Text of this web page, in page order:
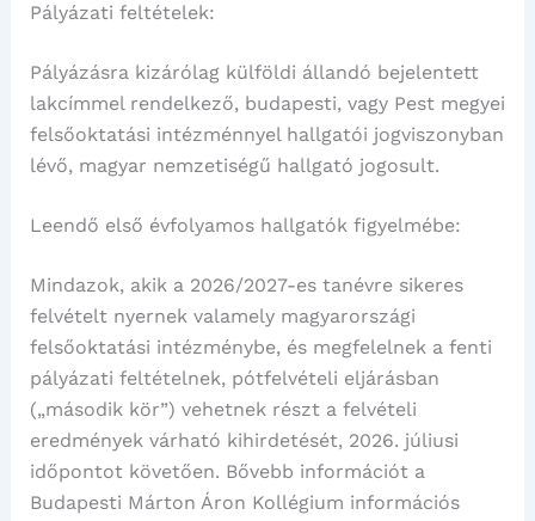
Pályázati feltételek:
Pályázásra kizárólag külföldi állandó bejelentett
lakcímmel rendelkező, budapesti, vagy Pest megyei
felsőoktatási intézménnyel hallgatói jogviszonyban
lévő, magyar nemzetiségű hallgató jogosult.
Leendő első évfolyamos hallgatók figyelmébe:
Mindazok, akik a 2026/2027-es tanévre sikeres
felvételt nyernek valamely magyarországi
felsőoktatási intézménybe, és megfelelnek a fenti
pályázati feltételnek, pótfelvételi eljárásban
(„második kör”) vehetnek részt a felvételi
eredmények várható kihirdetését, 2026. júliusi
időpontot követően. Bővebb információt a
Budapesti Márton Áron Kollégium információs